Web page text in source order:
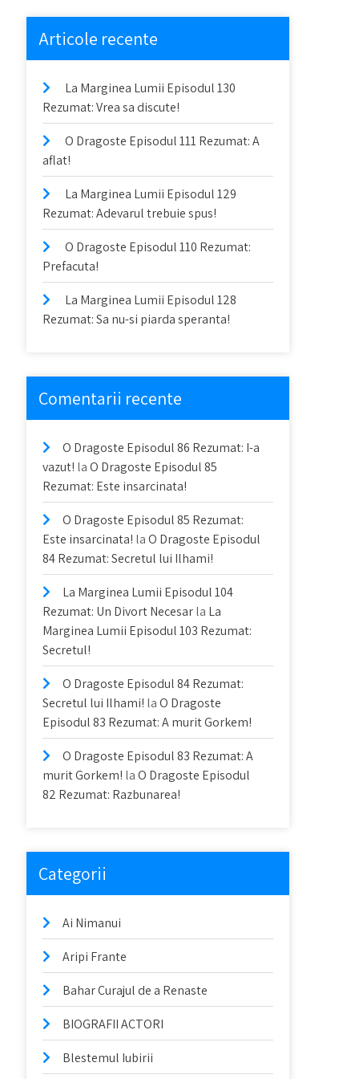
Articole recente
La Marginea Lumii Episodul 130
Rezumat: Vrea sa discute!
O Dragoste Episodul 111 Rezumat: A
aflat!
La Marginea Lumii Episodul 129
Rezumat: Adevarul trebuie spus!
O Dragoste Episodul 110 Rezumat:
Prefacuta!
La Marginea Lumii Episodul 128
Rezumat: Sa nu-si piarda speranta!
Comentarii recente
O Dragoste Episodul 86 Rezumat: I-a
vazut! laO Dragoste Episodul 85
Rezumat: Este insarcinata!
O Dragoste Episodul 85 Rezumat:
Este insarcinata! laO Dragoste Episodul
84 Rezumat: Secretul lui Ilhami!
La Marginea Lumii Episodul 104
Rezumat: Un Divort Necesarla La
Marginea Lumii Episodul 103 Rezumat:
Secretul!
O Dragoste Episodul 84 Rezumat:
Secretul lui Ilhami! laO Dragoste
Episodul 83 Rezumat: A murit Gorkem!
O Dragoste Episodul 83 Rezumat: A
murit Gorkem! laO Dragoste Episodul
82 Rezumat: Razbunarea!
Categorii
Ai Nimanui
Aripi Frante
Bahar Curajul de a Renaste
BIOGRAFII ACTORI
Blestemul Iubirii